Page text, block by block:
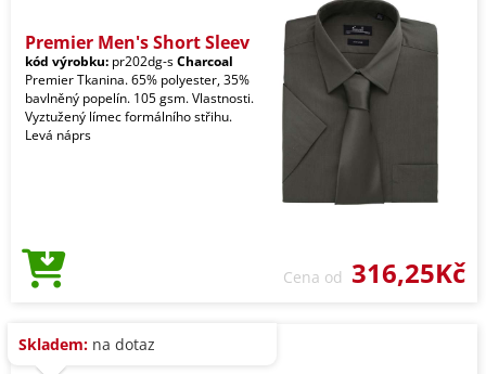
Premier Men's Short Sleev
kód výrobku: pr202dg-sCharcoal
Premier Tkanina. 65% polyester, 35%
bavlněný popelín. 105 gsm. Vlastnosti.
Vyztužený límec formálního střihu.
Levá náprs
Cena od 316,25Kč
Skladem: na dotaz